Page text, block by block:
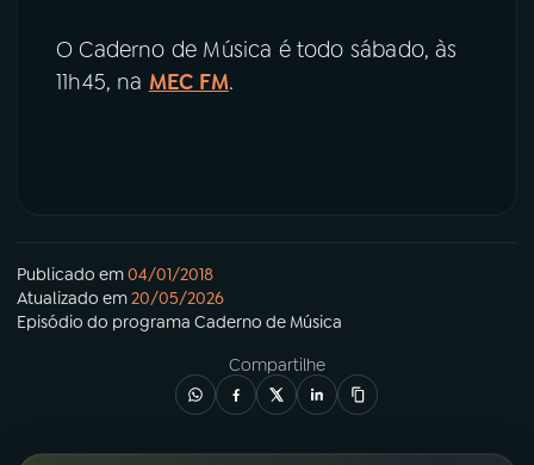
O Caderno de Música é todo sábado, às
11h45, na MEC FM.
Publicado em04/01/2018
Atualizado em20/05/2026
Episódio do programa Caderno de Música
Compartilhe